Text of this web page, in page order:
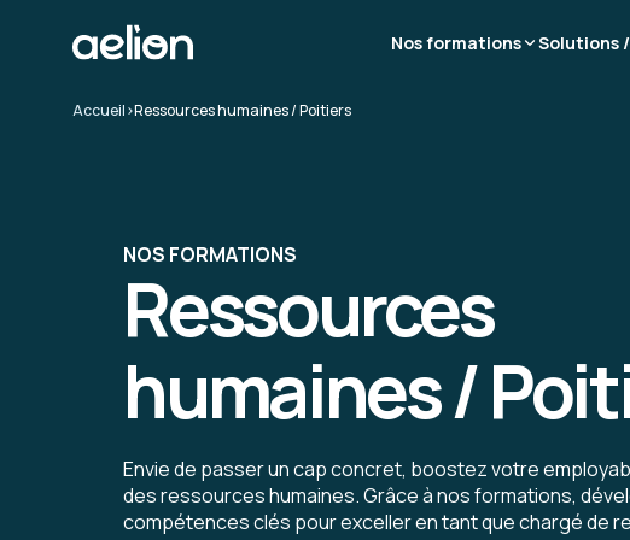
Nos formations Solutions
Accueil>Ressources humaines / Poitiers
NOS FORMATIONS
Ressources
humaines /
Envie de passer un cap concret, boostez votre
des ressources humaines. Grâce à nos formations,
compétences clés pour exceller en tant que chargé de